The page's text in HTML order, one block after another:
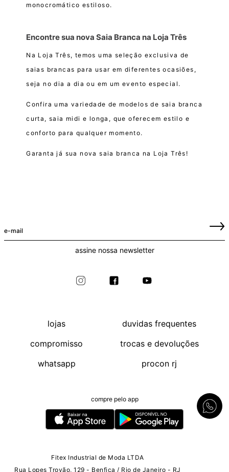
monocromático estiloso.
Encontre sua nova Saia Branca na Loja Três
Na Loja Três, temos uma seleção exclusiva de
saias brancas para usar em diferentes ocasiões,
seja no dia a dia ou em um evento especial.
Confira uma variedade de modelos de saia branca
curta, saia midi e longa, que oferecem estilo e
conforto para qualquer momento.
Garanta já sua nova saia branca na Loja Três!
assine nossa newsletter
lojas
compromisso
whatsapp
duvidas frequentes
trocas e devoluções
procon rj
compre pelo app
Fitex Industrial de Moda LTDA
Rua Lopes Trovão, 129 - Benfica / Rio de Janeiro - RJ